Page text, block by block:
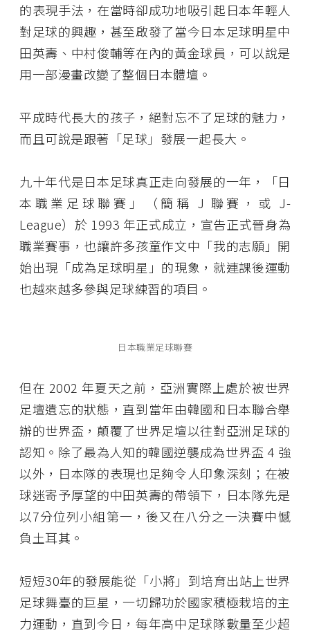
的表現手法，在當時卻成功地吸引起日本年輕人
對足球的興趣，甚至啟發了當今日本足球明星中
田英壽、中村俊輔等在內的黃金球員，可以說是
用一部漫畫改變了整個日本體壇。
平成時代長大的孩子，絕對忘不了足球的魅力，
而且可說是跟著「足球」發展一起長大。
九十年代是日本足球真正走向發展的一年，「日
本職業足球聯賽」（簡稱 J 聯賽，或 J-
League）於 1993 年正式成立，宣告正式晉身為
職業賽事，也讓許多孩童作文中「我的志願」開
始出現「成為足球明星」的現象，就連課後運動
也越來越多參與足球練習的項目。
日本職業足球聯賽
但在 2002 年夏天之前，亞洲實際上處於被世界
足壇遺忘的狀態，直到當年由韓國和日本聯合舉
辦的世界盃，顛覆了世界足壇以往對亞洲足球的
認知。除了最為人知的韓國逆襲成為世界盃 4 強
以外，日本隊的表現也足夠令人印象深刻；在被
球迷寄予厚望的中田英壽的帶領下，日本隊先是
以7分位列小組第一，後又在八分之一決賽中憾
負土耳其。
短短30年的發展能從「小將」到培育出站上世界
足球舞臺的巨星，一切歸功於國家積極栽培的主
力運動，直到今日，每年高中足球隊數量至少超